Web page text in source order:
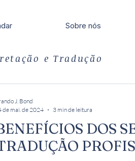
Sobre nós
e Tradução
DOS
J. Bond
de mai. de 2024
3 min de leitura